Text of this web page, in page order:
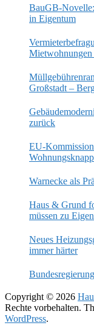
BauGB-
in Eigentum
Großstadt –
zurück
EU-
Warnecke als
Haus & Grund
müssen zu
Neues
immer härter
Copyright © 2026
Rechte vorbehalten.
WordPress.